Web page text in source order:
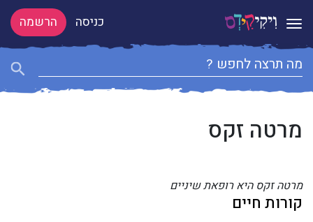
Toggle navigation כניסה הרשמה
מרטה זקס
מרטה זקס היא רופאת שיניים
קורות חיים